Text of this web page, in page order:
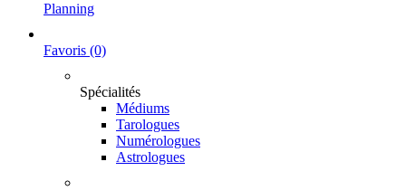
Planning
Favoris (0)
Spécialités
Médiums
Tarologues
Numérologues
Astrologues